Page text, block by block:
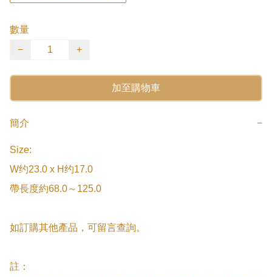
數量
−
+
加至購物車
簡介 −
Size:
W约23.0 x H约17.0
帶長度約68.0～125.0
如訂購其他產品，可留言查詢。
註：